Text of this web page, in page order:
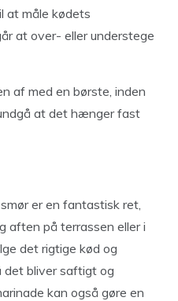
at måle kødets
at over- eller understege
af med en børste, inden
at det hænger fast
er en fantastisk ret,
aften på terrassen eller i
det rigtige kød og
det bliver saftigt og
kan også gøre en